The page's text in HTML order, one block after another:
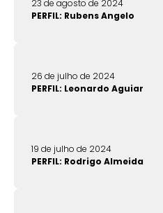
23 de agosto de 2024
PERFIL: Rubens Angelo
26 de julho de 2024
PERFIL: Leonardo Aguiar
19 de julho de 2024
PERFIL: Rodrigo Almeida